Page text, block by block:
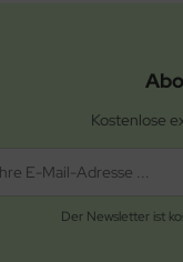
Kostenlose
Der Newsletter ist